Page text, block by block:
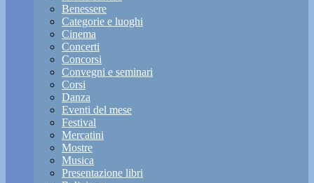
Benessere
Categorie e luoghi
Cinema
Concerti
Concorsi
Convegni e seminari
Corsi
Danza
Eventi del mese
Festival
Mercatini
Mostre
Musica
Presentazione libri